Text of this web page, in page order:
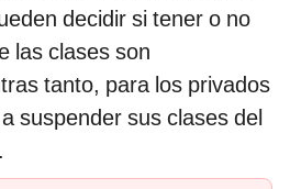
decidir si tener o no
las clases son
tanto, para los privados
suspender sus clases del